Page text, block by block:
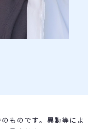
ものです。異動等によ